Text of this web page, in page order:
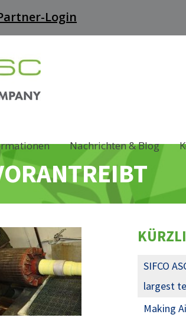
Login
Nachrichten & Blog
SIFCO
largest
Making